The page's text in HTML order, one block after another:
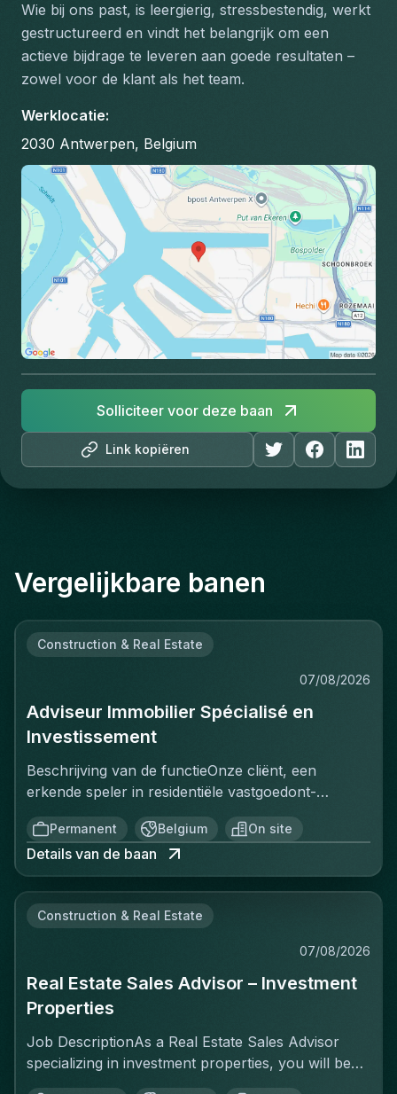
Wie bij ons past, is leergierig, stressbestendig, werkt
gestructureerd en vindt het belangrijk om een
actieve bijdrage te leveren aan goede resultaten –
zowel voor de klant als het team.
Werklocatie:
2030 Antwerpen, Belgium
Link kopiëren
Solliciteer voor deze baan
Vergelijkbare banen
Construction & Real Estate
07/08/2026
Adviseur Immobilier Spécialisé en
Investissement
Beschrijving van de functieOnze cliënt, een
erkende speler in residentiële vastgoedont­
wikkeling, zoekt een Adviseur Immobilier
gespecialiseerd in vastgoedbelegging om het
commerciële team te versterken. In deze functie
bent u verantwoordelijk voor de commercialisering
voornamelijk gelegen in Brussel en Antwerpen. U
commerciële benadering combineert met een
echte adviserende rol. U bent in staat om de
vertrouwensrelatie op te bouwen en hen te
begeleiden in hun aankoopbeslissing. U beheert
uw dossiers volledig zelfstandig, terwijl u profiteert
Permanent Belgium On site
Details van de baan
Construction & Real Estate
07/08/2026
Real Estate Sales Advisor – Investment
Properties
Job DescriptionAs a Real Estate Sales Advisor
specializing in investment properties, you will be
responsible for marketing a portfolio of residential